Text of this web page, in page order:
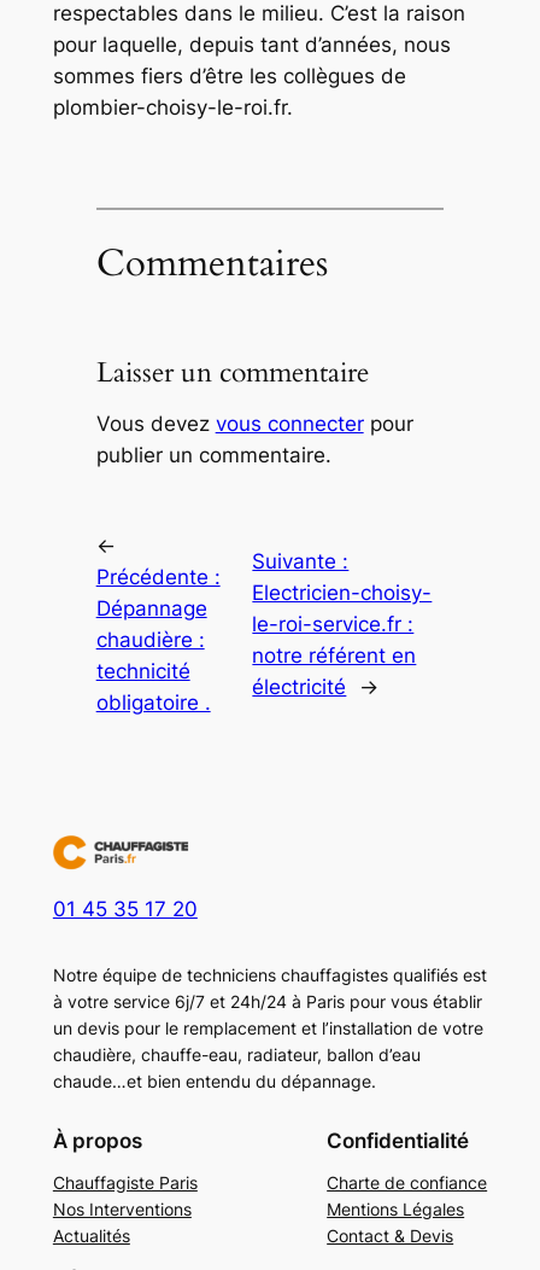
respectables dans le milieu. C’est la raison
pour laquelle, depuis tant d’années, nous
sommes fiers d’être les collègues de
plombier-choisy-le-roi.fr.
Commentaires
Laisser un commentaire
Vous devez vous connecterpour
publier un commentaire.
←
Précédente :
Dépannage
chaudière :
technicité
obligatoire .
Suivante :
Electricien-choisy-
le-roi-service.fr :
notre référent en
électricité
→
01 45 35 17 20
Notre équipe de techniciens chauffagistes qualifiés est
à votre service 6j/7 et 24h/24 à Paris pour vous établir
un devis pour le remplacement et l’installation de votre
chaudière, chauffe-eau, radiateur, ballon d’eau
chaude…et bien entendu du dépannage.
À propos
Chauffagiste Paris
Nos Interventions
Actualités
Confidentialité
Charte de confiance
Mentions Légales
Contact & Devis